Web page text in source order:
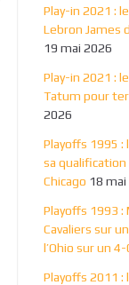
Play-in 2021 :
Lebron James
19 mai 2026
Play-in 2021 :
Tatum pour
2026
Playoffs 1995 :
sa qualification
Chicago 18 mai
Playoffs 1993 :
Cavaliers sur
l’Ohio sur un 4-
Playoffs 2011